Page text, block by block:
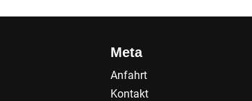
Meta
Anfahrt
Kontakt